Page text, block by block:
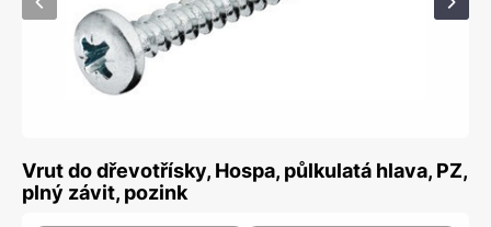
Vrut do dřevotřísky, Hospa, půlkulatá hlava, PZ,
plný závit, pozink